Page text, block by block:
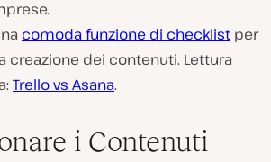
comoda funzione di checklist per
creazione dei contenuti. Lettura
Trello vs Asana.
i Contenuti